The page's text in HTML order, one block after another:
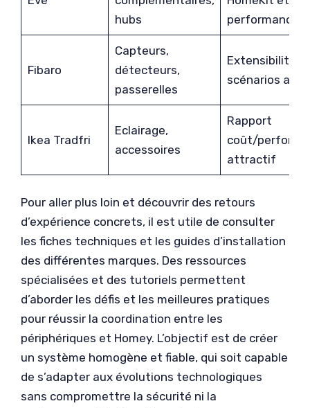
hubs
performances
Fibaro
Capteurs,
détecteurs,
passerelles
Extensibilité
scénarios
Ikea Tradfri
Eclairage,
accessoires
Rapport
coût/
attractif
Pour aller plus loin et découvrir des retours
d’expérience concrets, il est utile de consulter
les fiches techniques et les guides d’installation
des différentes marques. Des ressources
spécialisées et des tutoriels permettent
d’aborder les défis et les meilleures pratiques
pour réussir la coordination entre les
périphériques et Homey. L’objectif est de créer
un système homogène et fiable, qui soit capable
de s’adapter aux évolutions technologiques
sans compromettre la sécurité ni la